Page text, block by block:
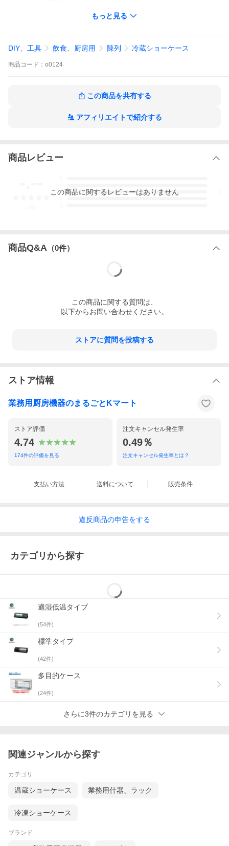
もっと見る
DIY、工具 飲食、厨房用 陳列 冷蔵ショーケース
商品 コード： o0124
この商品を共有する
アフィリエイトで紹介する
商品レビュー
3
この商品に関するレビューはありません
商品Q&A （0件）
この商品に関する質問は、
以下からお問い合わせください。
ストアに質問を投稿する
ストア情報
業務用厨房機器のまるごとKマート
ストア評価
4.74
174件の評価を見る
注文キャンセル発生率
0.49％
注文キャンセル発生率とは？
支払い方法 送料について 販売条件
違反商品の申告をする
カテゴリから探す
適湿低温タイプ
(54件)
標準タイプ
(42件)
多目的ケース
(24件)
さらに3件のカテゴリを見る
関連ジャンルから探す
カテゴリ
温蔵ショーケース 業務用什器、ラック
冷凍ショーケース
ブランド